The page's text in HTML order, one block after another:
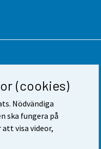
(cookies)
Nödvändiga
ska fungera på
visa videor,